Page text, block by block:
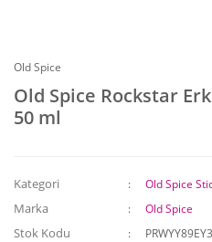
Old Spice
Old Spice Rockstar
50 ml
Kategori Old Spice
Marka Old Spice
Stok Kodu PRWYY89EY3